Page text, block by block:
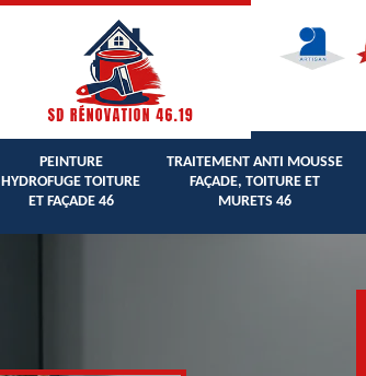
PEINTURE
HYDROFUGE TOITURE
ET FAÇADE 46
TRAITEMENT ANTI MOUSSE
FAÇADE, TOITURE ET
MURETS 46